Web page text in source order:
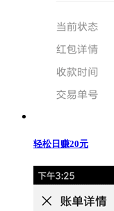
轻松日赚20元